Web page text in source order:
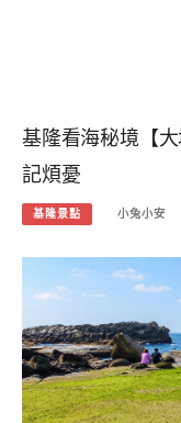
基隆看海秘境【
記煩憂
基隆景點 小兔小安